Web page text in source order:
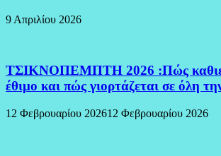
9 Απριλίου 2026
ΤΣΙΚΝΟΠΕΜΠΤΗ 2026 :Πώς
έθιμο και πώς γιορτάζεται σε όλη
12 Φεβρουαρίου 202612 Φεβρουαρίου 2026